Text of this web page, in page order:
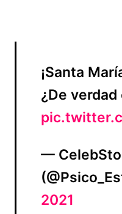
¡Santa
¿De
—
2021